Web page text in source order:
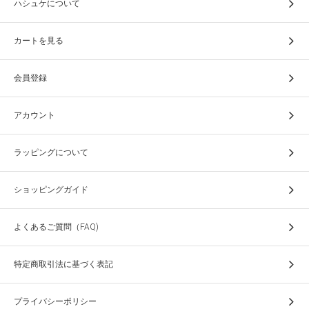
ハシュケについて
カートを見る
会員登録
アカウント
ラッピングについて
ショッピングガイド
よくあるご質問（FAQ)
特定商取引法に基づく表記
プライバシーポリシー